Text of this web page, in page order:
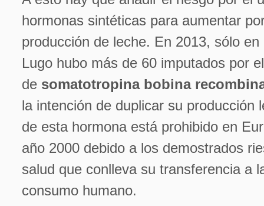
hormonas sintéticas para aumentar
producción de leche. En 2013, sólo
Lugo hubo más de 60 imputados por
de somatotropina bobina
la intención de duplicar su producción
de esta hormona está prohibido en
año 2000 debido a los demostrados
salud que conlleva su transferencia a
consumo humano.